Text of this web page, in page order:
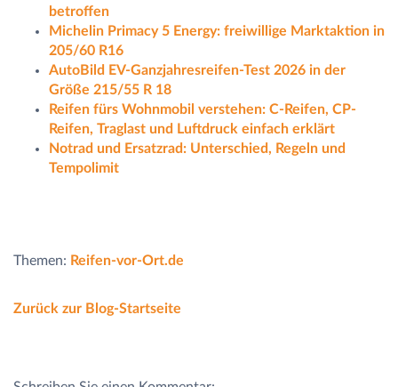
betroffen
Michelin Primacy 5 Energy: freiwillige Marktaktion in
205/60 R16
AutoBild EV-Ganzjahresreifen-Test 2026 in der
Größe 215/55 R 18
Reifen fürs Wohnmobil verstehen: C-Reifen, CP-
Reifen, Traglast und Luftdruck einfach erklärt
Notrad und Ersatzrad: Unterschied, Regeln und
Tempolimit
Themen: Reifen-vor-Ort.de
Zurück zur Blog-Startseite